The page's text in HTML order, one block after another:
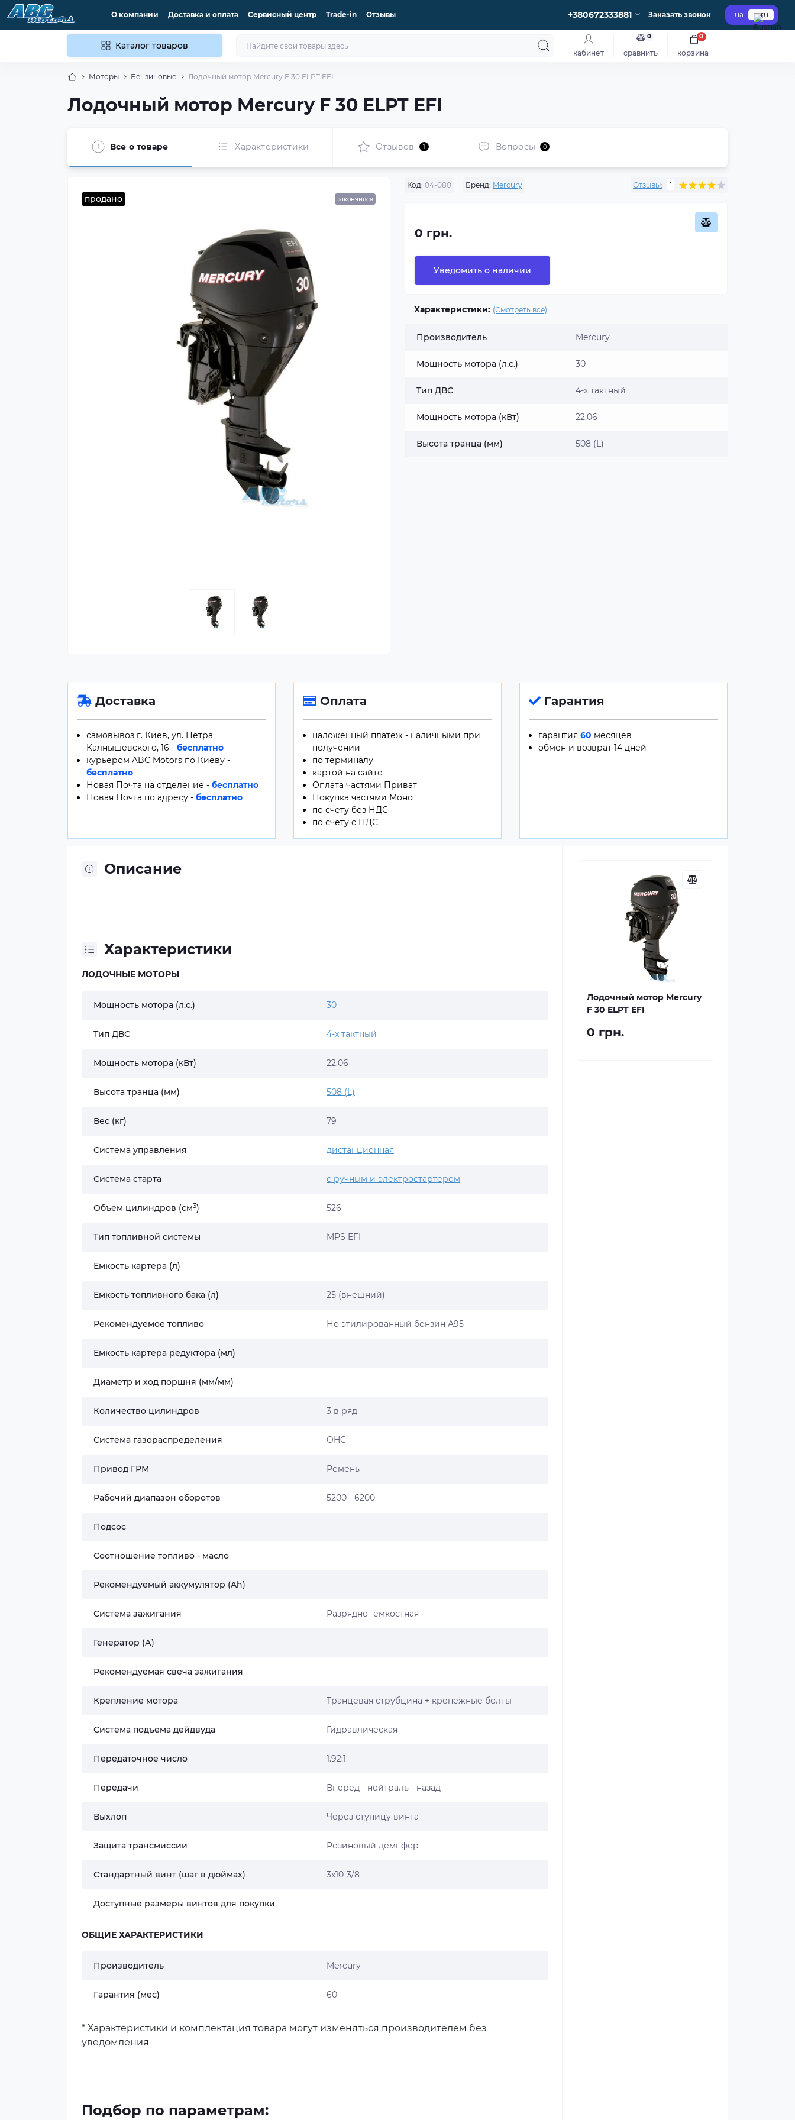
О компании Доставка и оплата Сервисный центр Trade-in Отзывы +380672333881 Заказать звонок ua ru
Каталог товаров
кабинет сравнить
0
корзина
0
Моторы Бензиновые Лодочный мотор Mercury F 30 ELPT EFI
Лодочный мотор Mercury F 30 ELPT EFI
Все о товаре Характеристики Отзывов 1 Вопросы 0
продано закончился
Код: 04-080 Бренд: Mercury Отзывы: 1
0 грн.
Уведомить о наличии
Характеристики: (Смотреть все)
Производитель Mercury
Мощность мотора (л.с.) 30
Тип ДВС 4-х тактный
Мощность мотора (кВт) 22.06
Высота транца (мм) 508 (L)
Доставка
самовывоз г. Киев, ул. Петра
Калнышевского, 16 - бесплатно
курьером ABC Motors по Киеву -
бесплатно
Новая Почта на отделение - бесплатно
Новая Почта по адресу - бесплатно
Оплата
наложенный платеж - наличными при
получении
по терминалу
картой на сайте
Оплата частями Приват
Покупка частями Моно
по счету без НДС
по счету c НДС
Гарантия
гарантия 60 месяцев
обмен и возврат 14 дней
Описание
Характеристики
ЛОДОЧНЫЕ МОТОРЫ
Мощность мотора (л.с.) 30
Тип ДВС 4-х тактный
Мощность мотора (кВт) 22.06
Высота транца (мм) 508 (L)
Вес (кг) 79
Система управления дистанционная
Система старта с ручным и электростартером
Объем цилиндров (cм3) 526
Тип топливной системы MPS EFI
Емкость картера (л) -
Емкость топливного бака (л) 25 (внешний)
Рекомендуемое топливо Не этилированный бензин А95
Емкость картера редуктора (мл) -
Диаметр и ход поршня (мм/мм) -
Количество цилиндров 3 в ряд
Система газораспределения OHC
Привод ГРМ Ремень
Рабочий диапазон оборотов 5200 - 6200
Подсос -
Соотношение топливо - масло -
Рекомендуемый аккумулятор (Ah) -
Система зажигания Разрядно- емкостная
Генератор (А) -
Рекомендуемая свеча зажигания -
Крепление мотора Транцевая струбцина + крепежные болты
Система подъема дейдвуда Гидравлическая
Передаточное число 1.92:1
Передачи Вперед - нейтраль - назад
Выхлоп Через ступицу винта
Защита трансмиссии Резиновый демпфер
Стандартный винт (шаг в дюймах) 3x10-3/8
Доступные размеры винтов для покупки -
ОБЩИЕ ХАРАКТЕРИСТИКИ
Производитель Mercury
Гарантия (мес) 60
* Характеристики и комплектация товара могут изменяться производителем без
уведомления
Подбор по параметрам:
Лодочный мотор Mercury
F 30 ELPT EFI
0 грн.